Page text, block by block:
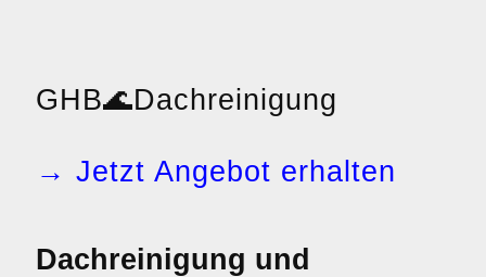
GHB🌊Dachreinigung
→ Jetzt Angebot erhalten
Dachreinigung und